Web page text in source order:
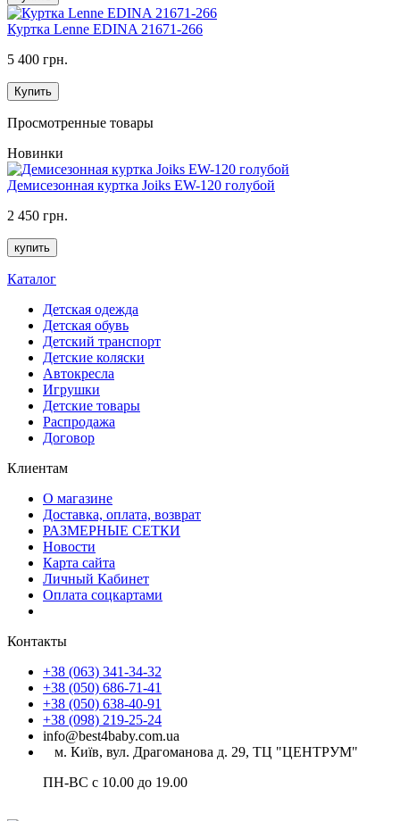
Куртка Lenne EDINA 21671-266
5 400 грн.
Купить
Просмотренные товары
Новинки
Демисезонная куртка Joiks EW-120 голубой
2 450 грн.
купить
Каталог
Детская одежда
Детская обувь
Детский транспорт
Детские коляски
Автокресла
Игрушки
Детские товары
Распродажа
Договор
Клиентам
О магазине
Доставка, оплата, возврат
РАЗМЕРНЫЕ СЕТКИ
Новости
Карта сайта
Личный Кабинет
Оплата соцкартами
Контакты
+38 (063) 341-34-32
+38 (050) 686-71-41
+38 (050) 638-40-91
+38 (098) 219-25-24
info@best4baby.com.ua
м. Київ, вул. Драгоманова д. 29, ТЦ "ЦЕНТРУМ"
ПН-ВС с 10.00 до 19.00